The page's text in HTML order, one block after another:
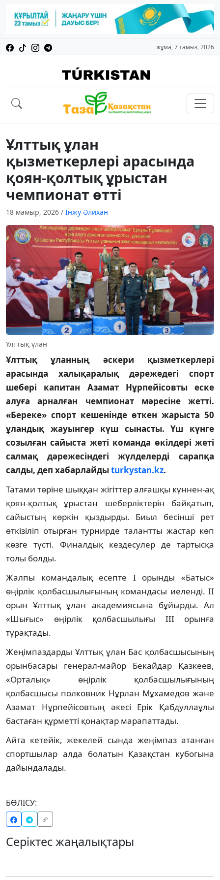
жұма, 7 тамыз, 2026
Ұлттық ұлан
қызметкерлері арасында
қоян-қолтық ұрыстан
чемпионат өтті
18 мамыр, 2026 / Інжу Әлихан
Ұлттық ұлан
Ұлттық ұланның әскери қызметкерлері
арасында халықаралық дәрежедегі спорт
шебері капитан Азамат Нұрпейісовты еске
алуға арналған чемпионат мәресіне жетті.
«Береке» спорт кешенінде өткен жарыста 50
ұландық жауынгер күш сынасты. Үш күнге
созылған сайыста жеті команда өкілдері жеті
салмақ дәрежесіндегі жүлделерді сарапқа
салды, деп хабарлайдыturkystan.kz.
Татами төріне шыққан жігіттер алғашқы күннен-ақ
қоян-қолтық ұрыстан шеберліктерін байқатып,
сайыстың көркін қыздырды. Биыл бесінші рет
өткізіліп отырған турнирде талантты жастар көп
көзге түсті. Финалдық кездесулер де тартысқа
толы болды.
Жалпы командалық есепте I орынды «Батыс»
өңірлік қолбасшылығының командасы иеленді. ІІ
орын Ұлттық ұлан академиясына бұйырды. Ал
«Шығыс» өңірлік қолбасшылығы ІІІ орынға
тұрақтады.
Жеңімпаздарды Ұлттық ұлан Бас қолбасшысының
орынбасары генерал-майор Бекайдар Қазкеев,
«Орталық» өңірлік қолбасшылығының
қолбасшысы полковник Нұрлан Мұхамедов және
Азамат Нұрпейісовтың әкесі Ерік Қабдуллаұлы
бастаған құрметті қонақтар марапаттады.
Айта кетейік, жекелей сында жеңімпаз атанған
спортшылар алда болатын Қазақстан кубогына
дайындалады.
БӨЛІСУ:
Серіктес жаңалықтары